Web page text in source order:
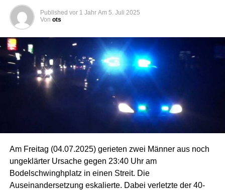
Published vor 1 Jahr Am 5. Juli 2025
Von ots
Am Freitag (04.07.2025) gerieten zwei Männer aus noch
ungeklärter Ursache gegen 23:40 Uhr am
Bodelschwinghplatz in einen Streit. Die
Auseinandersetzung eskalierte. Dabei verletzte der 40-